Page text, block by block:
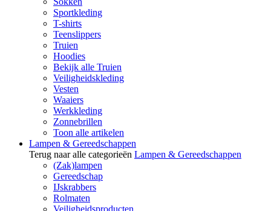
Sportkleding
T-shirts
Teenslippers
Truien
Hoodies
Bekijk alle Truien
Veiligheidskleding
Vesten
Waaiers
Werkkleding
Zonnebrillen
Toon alle artikelen
Lampen & Gereedschappen
Terug naar alle categorieën Lampen & Gereedschappen
(Zak)lampen
Gereedschap
IJskrabbers
Rolmaten
Veiligheidsproducten